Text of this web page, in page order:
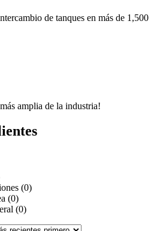
de tanques en más de 1,500
amplia de la industria!
(0)
(0)
(0)